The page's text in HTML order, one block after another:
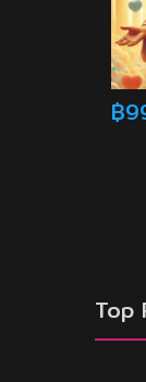
฿
Top